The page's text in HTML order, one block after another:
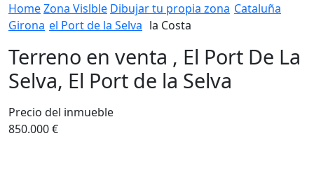
HomeZona Vislble Dibujar tu propia zona Cataluña
Girona el Port de la Selva la Costa
Terreno en venta , El Port De La
Selva, El Port de la Selva
Precio del inmueble
850.000 €